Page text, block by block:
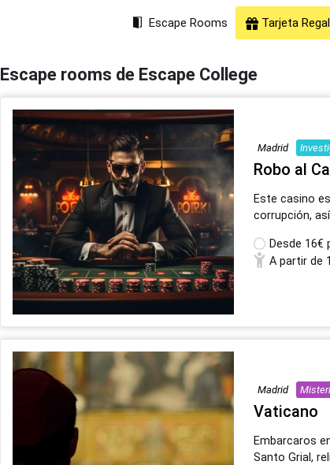
Escape Rooms Tarjeta
Escape rooms de Escape College
Madrid
Robo al
Este casino
corrupción,
Desde 16€
A partir de
Madrid
Vaticano
Embarcaros
Santo Grial,